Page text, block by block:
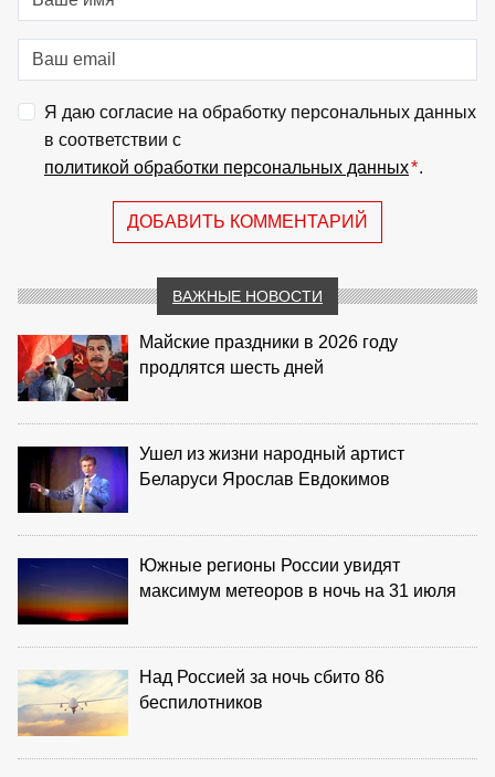
Я даю согласие на обработку персональных данных
в соответствии с
политикой обработки персональных данных*.
ДОБАВИТЬ КОММЕНТАРИЙ
ВАЖНЫЕ НОВОСТИ
Майские праздники в 2026 году
продлятся шесть дней
Ушел из жизни народный артист
Беларуси Ярослав Евдокимов
Южные регионы России увидят
максимум метеоров в ночь на 31 июля
Над Россией за ночь сбито 86
беспилотников